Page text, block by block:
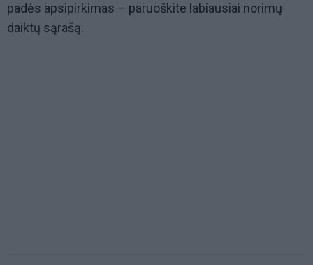
padės apsipirkimas – paruoškite labiausiai norimų
daiktų sąrašą.